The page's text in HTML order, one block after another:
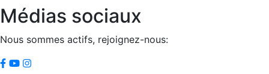
Médias sociaux
Nous sommes actifs, rejoignez-nous: